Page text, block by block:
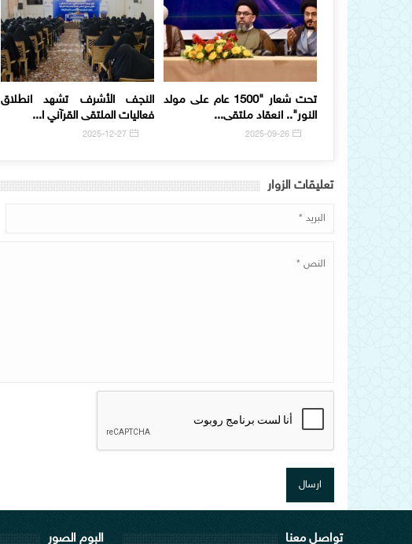
النجف الأشرف تشهد انطلاق
فعاليات الملتقى القرآني ا...
2025-12-27
تحت شعار "1500 عام على مولد
النور".. انعقاد ملتقى...
2025-09-26
تعلیقات الزوار
البوم الصور تواصل معنا